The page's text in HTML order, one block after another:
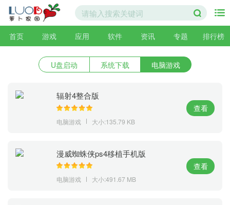
首页 游戏 应用 软件 资讯 专题 排行榜
U盘启动 系统下载 电脑游戏
辐射4整合版
电脑游戏 大小:135.79 KB
查看
漫威蜘蛛侠ps4移植手机版
电脑游戏 大小:491.67 MB
查看